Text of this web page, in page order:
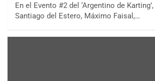
En el Evento #2 del ‘Argentino de
Santiago del Estero, Máximo Faisal,…